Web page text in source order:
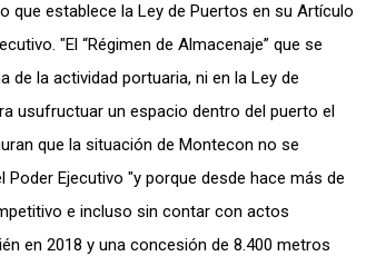
que establece la Ley de Puertos en su Artículo
"El “Régimen de Almacenaje” que se
la actividad portuaria, ni en la Ley de
usufructuar un espacio dentro del puerto el
que la situación de Montecon no se
Ejecutivo "y porque desde hace más de
e incluso sin contar con actos
en 2018 y una concesión de 8.400 metros